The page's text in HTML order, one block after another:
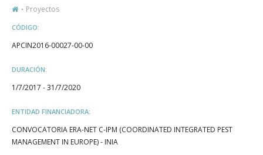
Proyectos
CÓDIGO:
APCIN2016-00027-00-00
DURACIÓN:
1/7/2017 - 31/7/2020
ENTIDAD FINANCIADORA:
CONVOCATORIA ERA-NET C-IPM (COORDINATED INTEGRATED PEST
MANAGEMENT IN EUROPE) - INIA